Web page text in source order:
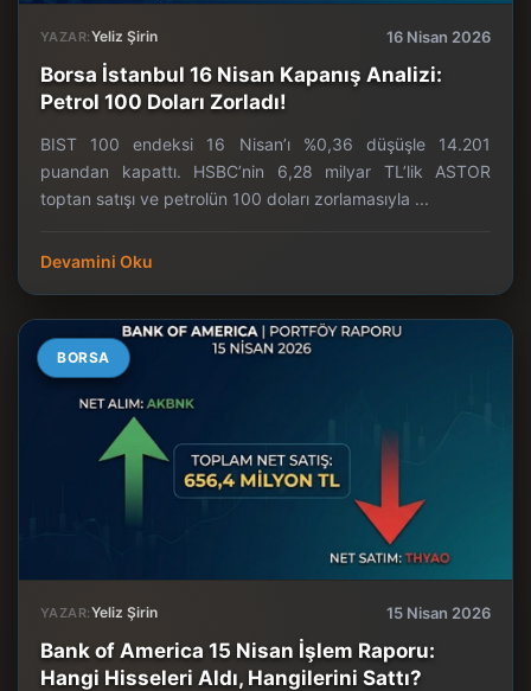
YAZAR:Yeliz Şirin 16 Nisan 2026
Borsa İstanbul 16 Nisan Kapanış Analizi:
Petrol 100 Doları Zorladı!
BIST 100 endeksi 16 Nisan’ı %0,36 düşüşle 14.201
puandan kapattı. HSBC’nin 6,28 milyar TL’lik ASTOR
toptan satışı ve petrolün 100 doları zorlamasıyla ...
Devamini Oku
BORSA
YAZAR:Yeliz Şirin 15 Nisan 2026
Bank of America 15 Nisan İşlem Raporu:
Hangi Hisseleri Aldı, Hangilerini Sattı?